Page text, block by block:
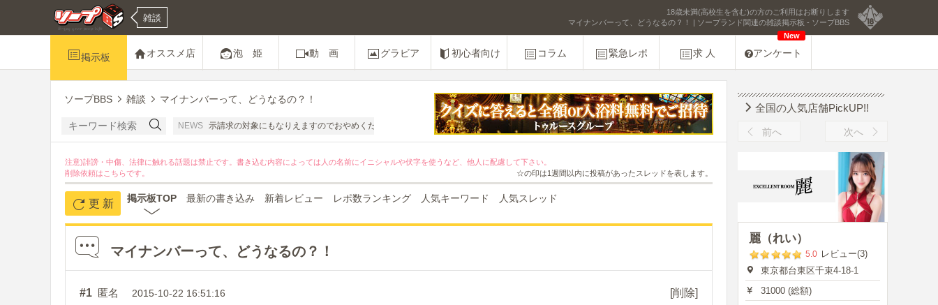
18歳未満(高校生を含む)の方のご利用はお断りします
マイナンバーって、どうなるの？！ | ソープランド関連の雑談掲示板 - ソープBBS
雑談
掲示板 オススメ店 泡 姫 動 画 グラビア 初心者向け コラム 緊急レポ 求 人 アンケート
New
ソープBBS 雑談 マイナンバーって、どうなるの？！
NEWS
誉感情を害する書き込みは禁止です。開示請求の対象にもなりえますのでおやめください。
注意)誹謗・中傷、法律に触れる話題は禁止です。書き込む内容によっては人の名前にイニシャルや伏字を使うなど、他人に配慮して下さい。
削除依頼は こちらです。 ☆の印は1週間以内に投稿があったスレッドを表します。
更 新 掲示板TOP 最新の書き込み 新着レビュー レポ数ランキング 人気キーワード 人気スレッド
マイナンバーって、どうなるの？！
[削除]
#1 匿名 2015-10-22 16:51:16
全国の人気店舗PickUP!!
前へ 次へ
麗（れい）
5.0 レビュー(3)
東京都台東区千束4-18-1
31000 (総額)